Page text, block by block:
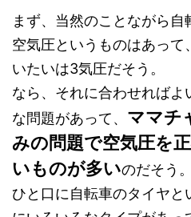
まず、当然のことながら
空気圧というものはあっ
いたいは3気圧だそう。
なら、それに合わせればよ
な問題があって、 ママチ
みの問題で空気圧を
いものが多いのだそう。
ひと口に自転車のタイヤと